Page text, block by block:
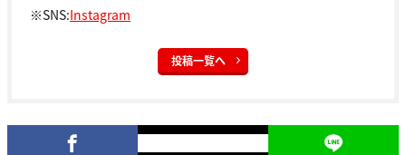
※SNS:Instagram
投稿一覧へ